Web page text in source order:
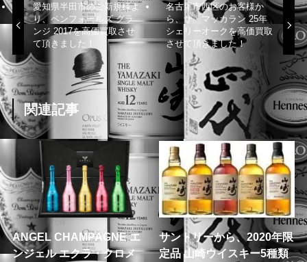
愛知県半田市のご新規様よ
り、ペンフォールズ グラ
ンジ 2017を高価買取させ
て頂きました！
名古屋市西区のお客様か
ら、ザ・マッカラン 25年
シェリーオークを高価買取
させて頂きました！
関連記事
ANGEL CHAMPAGNE エ
ンジェル エクラ・クロメ
サントリーから、2020年限
定品 山崎ウイスキー5種類